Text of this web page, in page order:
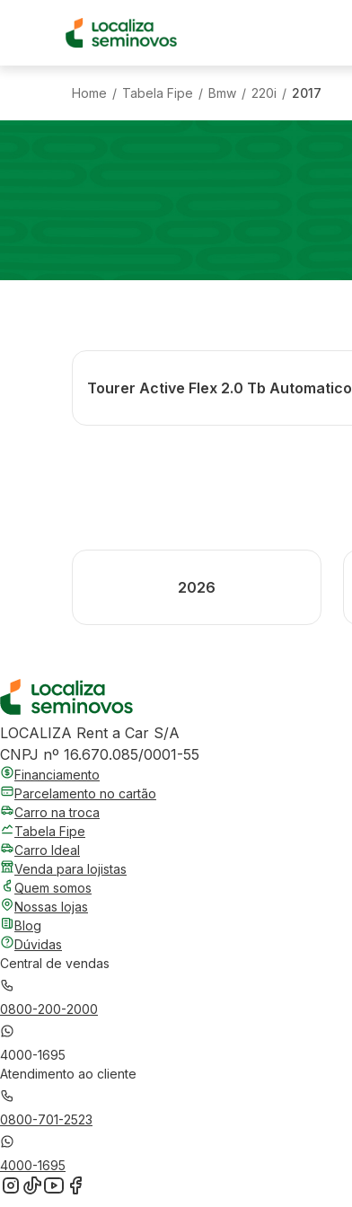
Home / Tabela Fipe / Bmw / 220i / 2017
Tourer Active Flex 2.0 Tb Automatico
2026
LOCALIZA Rent a Car S/A
CNPJ nº 16.670.085/0001-55
Financiamento
Parcelamento no cartão
Carro na troca
Tabela Fipe
Carro Ideal
Venda para lojistas
Quem somos
Nossas lojas
Blog
Dúvidas
Central de vendas
0800-200-2000
4000-1695
Atendimento ao cliente
0800-701-2523
4000-1695